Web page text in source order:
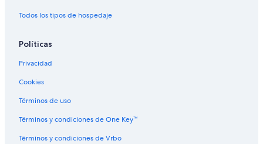
Apartamentos en Kirkwall
Hoteles en Kirkwall
Todos los tipos de hospedaje
Políticas
Privacidad
Cookies
Términos de uso
Términos y condiciones de One Key™
Términos y condiciones de Vrbo